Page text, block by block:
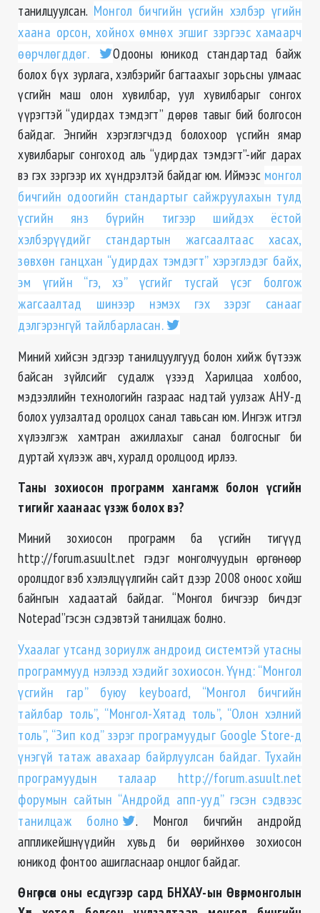
танилцуулсан. Монгол бичгийн үсгийн хэлбэр үгийн
хаана орсон, хойнох өмнөх эгшиг зэргээс хамаарч
өөрчлөгддөг.
Одооны юникод стандартад байж
болох бүх зурлага, хэлбэрийг багтаахыг зорьсны улмаас
үсгийн маш олон хувилбар, уул хувилбарыг сонгох
үүрэгтэй “удирдах тэмдэгт” дөрөв тавыг бий болгосон
байдаг. Энгийн хэрэглэгчдэд болохоор үсгийн ямар
хувилбарыг сонгоход аль “удирдах тэмдэгт”-ийг дарах
вэ гэх зэргээр их хүндрэлтэй байдаг юм. Иймээс монгол
бичгийн одоогийн стандартыг сайжруулахын тулд
үсгийн янз бүрийн тигээр шийдэх ёстой
хэлбэрүүдийг стандартын жагсаалтаас хасах,
зөвхөн ганцхан “удирдах тэмдэгт” хэрэглэдэг байх,
эм үгийн “гэ, хэ” үсгийг тусгай үсэг болгож
жагсаалтад шинээр нэмэх гэх зэрэг санааг
дэлгэрэнгүй тайлбарласан.
Миний хийсэн эдгээр танилцуулгууд болон хийж бүтээж
байсан зүйлсийг судалж үзээд Харилцаа холбоо,
мэдээллийн технологийн газраас надтай уулзаж АНУ-д
болох уулзалтад оролцох санал тавьсан юм. Ингэж итгэл
хүлээлгэж хамтран ажиллахыг санал болгосныг би
дуртай хүлээж авч, хуралд оролцоод ирлээ.
Таны зохиосон программ хангамж болон үсгийн
тигийг хаанаас үзэж болох вэ?
Миний зохиосон программ ба үсгийн тигүүд
http://forum.asuult.net гэдэг монголчуудын өргөнөөр
оролцдог вэб хэлэлцүүлгийн сайт дээр 2008 оноос хойш
байнгын хадаатай байдаг. “Монгол бичгээр бичдэг
Notepad”гэсэн сэдэвтэй танилцаж болно.
Ухаалаг утсанд зориулж андроид системтэй утасны
программууд нэлээд хэдийг зохиосон. Үүнд: “Монгол
үсгийн гар” буюу keyboard, “Монгол бичгийн
тайлбар толь”, “Монгол-Хятад толь”, “Олон хэлний
толь”, “Зип код” зэрэг програмуудыг Google Store-д
үнэгүй татаж авахаар байрлуулсан байдаг. Тухайн
програмуудын талаар http://forum.asuult.net
форумын сайтын “Андройд апп-ууд” гэсэн сэдвээс
танилцаж болно
. Монгол бичгийн андройд
аппликейшнүүдийн хувьд би өөрийнхөө зохиосон
юникод фонтоо ашигласнаар онцлог байдаг.
Өнгөрсөн оны есдүгээр сард БНХАУ-ын Өвөрмонголын